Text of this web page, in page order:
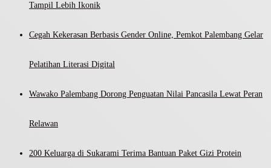
Tampil Lebih Ikonik
Cegah Kekerasan Berbasis Gender Online, Pemkot Palembang Gelar
Pelatihan Literasi Digital
Wawako Palembang Dorong Penguatan Nilai Pancasila Lewat Peran
Relawan
200 Keluarga di Sukarami Terima Bantuan Paket Gizi Protein